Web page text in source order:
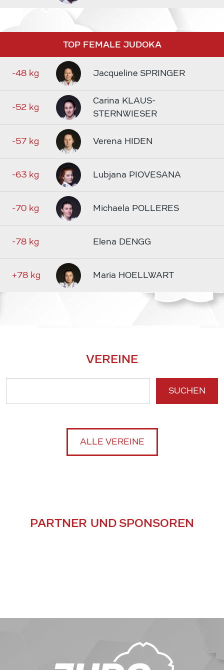
TOP FEMALE JUDOKA
-48 kg Jacqueline SPRINGER
-52 kg
Carina KLAUS-
STERNWIESER
-57 kg Verena HIDEN
-63 kg Lubjana PIOVESANA
-70 kg Michaela POLLERES
-78 kg Elena DENGG
+78 kg Maria HOELLWART
VEREINE
SUCHEN
ALLE VEREINE
PARTNER UND SPONSOREN